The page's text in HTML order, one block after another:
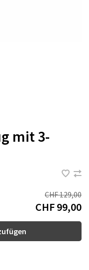
mit 3-
CHF 129,00
CHF 99,00